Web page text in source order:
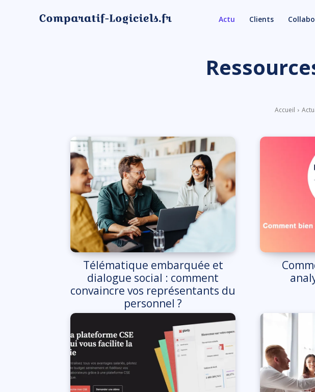
Actu Clients
Accueil
Télématique embarquée et
dialogue social : comment
convaincre vos représentants du
personnel ?